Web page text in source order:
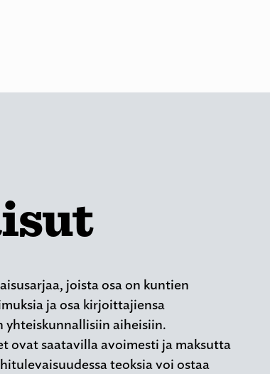
joista osa on kuntien
ja osa kirjoittajiensa
aiheisiin.
ovat saatavilla avoimesti ja maksutta
teoksia voi ostaa